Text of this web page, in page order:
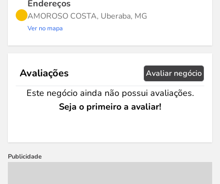
Endereços
AMOROSO COSTA, Uberaba, MG
Ver no mapa
Avaliações Avaliar negócio
Este negócio ainda não possui avaliações.
Seja o primeiro a avaliar!
Publicidade